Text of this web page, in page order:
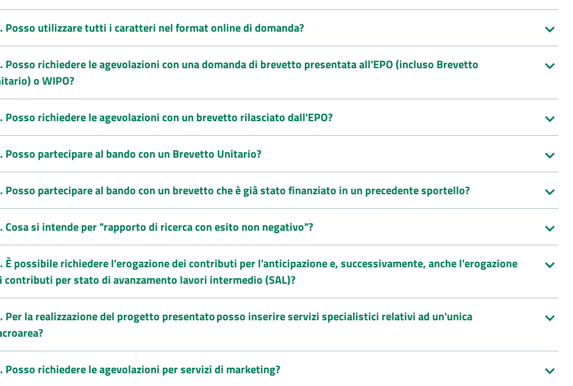
Posso utilizzare tutti i caratteri nel format online di domanda?
Posso richiedere le agevolazioni con una domanda di brevetto presentata all'EPO (incluso Brevetto
o WIPO?
Posso richiedere le agevolazioni con un brevetto rilasciato dall'EPO?
Posso partecipare al bando con un Brevetto Unitario?
Posso partecipare al bando con un brevetto che è già stato finanziato in un precedente sportello?
Cosa si intende per "rapporto di ricerca con esito non negativo"?
È possibile richiedere l'erogazione dei contributi per l'anticipazione e, successivamente, anche l'erogazione
contributi per stato di avanzamento lavori intermedio (SAL)?
Per la realizzazione del progetto presentato posso inserire servizi specialistici relativi ad un'unica
Posso richiedere le agevolazioni per servizi di marketing?